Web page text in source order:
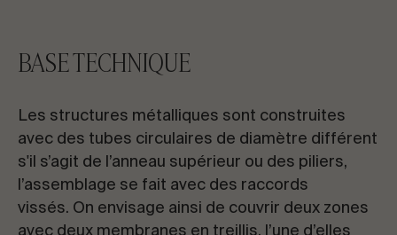
BASE TECHNIQUE
Les structures métalliques sont construites
avec des tubes circulaires de diamètre différent
s'il s’agit de l’anneau supérieur ou des piliers,
l’assemblage se fait avec des raccords
vissés. On envisage ainsi de couvrir deux zones
avec deux membranes en treillis, l’une d’elles